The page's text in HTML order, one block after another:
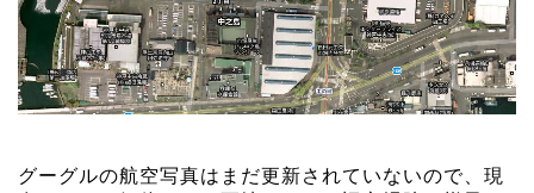
グーグルの航空写真はまだ更新されていないので、現